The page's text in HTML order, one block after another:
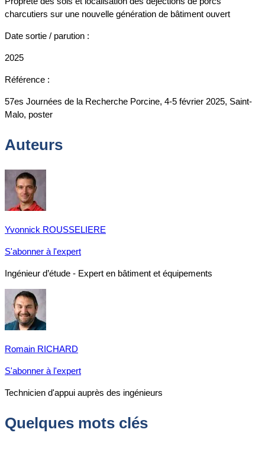
charcutiers sur une nouvelle génération de bâtiment ouvert
Date sortie / parution :
2025
Référence :
57es Journées de la Recherche Porcine, 4-5 février 2025, Saint-
Malo, poster
Auteurs
Yvonnick ROUSSELIERE
S'abonner à l'expert
Ingénieur d’étude - Expert en bâtiment et équipements
Romain RICHARD
S'abonner à l'expert
Technicien d'appui auprès des ingénieurs
Quelques mots clés